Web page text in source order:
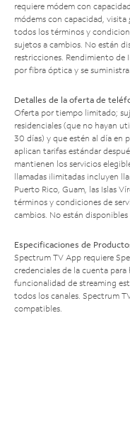
requiere módem con
módems con capacidad, visita
todos los términos y
sujetos a cambios. No están
restricciones. Rendimiento
por fibra óptica y se
Detalles de la oferta de
Oferta por tiempo limitado;
residenciales (que no hayan
30 días) y que estén al día en
aplican tarifas estándar
mantienen los servicios
llamadas ilimitadas incluyen
Puerto Rico, Guam, las Islas
términos y condiciones de
cambios. No están disponibles
Especificaciones de
Spectrum TV App requiere
credenciales de la cuenta
funcionalidad de streaming
todos los canales. Spectrum
compatibles.